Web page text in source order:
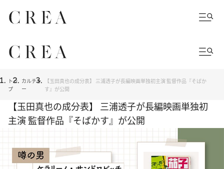
トッ
プ
カルチャ
ー
【玉田真也の成分表】 三浦透子が長編映画単独初主演 監督作品『そばか
す』が公開
【玉田真也の成分表】 三浦透子が長編映画単独初
主演 監督作品『そばかす』が公開